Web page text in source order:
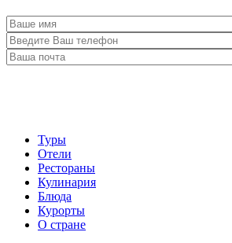
Туры
Отели
Рестораны
Кулинария
Блюда
Курорты
О стране